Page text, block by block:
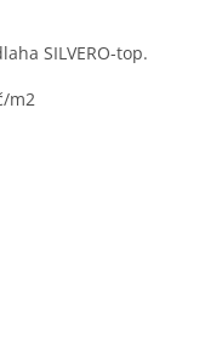
SILVERO-top.
m2